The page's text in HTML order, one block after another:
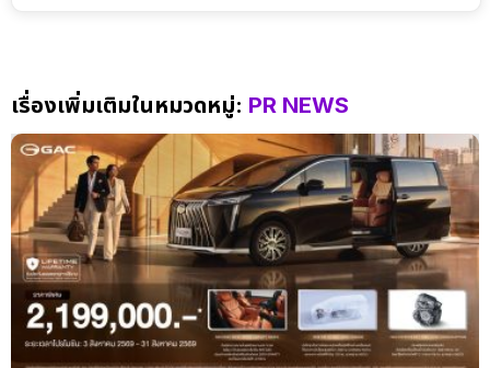
เรื่องเพิ่มเติมในหมวดหมู่: PR NEWS